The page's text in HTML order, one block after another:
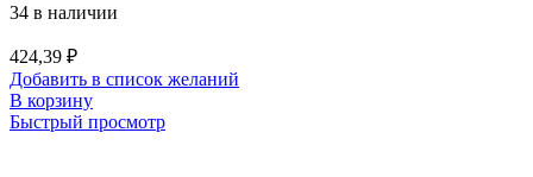
34 в наличии
424,39 ₽
Добавить в список желаний
В корзину
Быстрый просмотр